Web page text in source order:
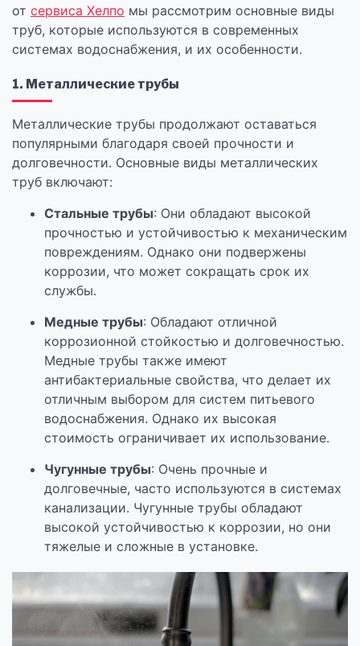
от сервиса Хелпо мы рассмотрим основные виды
труб, которые используются в современных
системах водоснабжения, и их особенности.
1. Металлические трубы
Металлические трубы продолжают оставаться
популярными благодаря своей прочности и
долговечности. Основные виды металлических
труб включают:
Стальные трубы: Они обладают высокой
прочностью и устойчивостью к механическим
повреждениям. Однако они подвержены
коррозии, что может сокращать срок их
службы.
Медные трубы: Обладают отличной
коррозионной стойкостью и долговечностью.
Медные трубы также имеют
антибактериальные свойства, что делает их
отличным выбором для систем питьевого
водоснабжения. Однако их высокая
стоимость ограничивает их использование.
Чугунные трубы: Очень прочные и
долговечные, часто используются в системах
канализации. Чугунные трубы обладают
высокой устойчивостью к коррозии, но они
тяжелые и сложные в установке.